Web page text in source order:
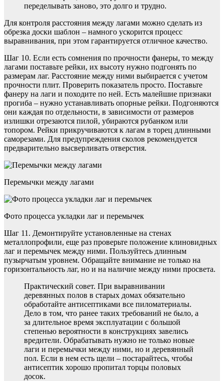
переделывать заново, это долго и трудно.
Для контроля расстояния между лагами можно сделать из
обрезка доски шаблон – намного ускорится процесс
выравнивания, при этом гарантируется отличное качество.
Шаг 10. Если есть сомнения по прочности фанеры, то между
лагами поставьте рейки, их высоту нужно подгонять по
размерам лаг. Расстояние между ними выбирается с учетом
прочности плит. Проверить показатель просто. Поставьте
фанеру на лаги и походите по ней. Есть малейшие признаки
прогиба – нужно устанавливать опорные рейки. Подгоняются
они каждая по отдельности, в зависимости от размеров
излишки отрезаются пилой, убираются рубанком или
топором. Рейки прикручиваются к лагам в торец длинными
саморезами. Для предупреждения сколов рекомендуется
предварительно высверливать отверстия.
Перемычки между лагами
Фото процесса укладки лаг и перемычек
Шаг 11. Демонтируйте установленные на стенах
металлопрофили, еще раз проверьте положение клиновидных
лаг и перемычек между ними. Пользуйтесь длинным
пузырчатым уровнем. Обращайте внимание не только на
горизонтальность лаг, но и на наличие между ними просвета.
Практический совет. При выравнивании
деревянных полов в старых домах обязательно
обработайте антисептиками все пиломатериалы.
Дело в том, что ранее таких требований не было, а
за длительное время эксплуатации с большой
степенью вероятности в конструкциях завелись
вредители. Обрабатывать нужно не только новые
лаги и перемычки между ними, но и деревянный
пол. Если в нем есть щели – постарайтесь, чтобы
антисептик хорошо пропитал торцы половых
досок.